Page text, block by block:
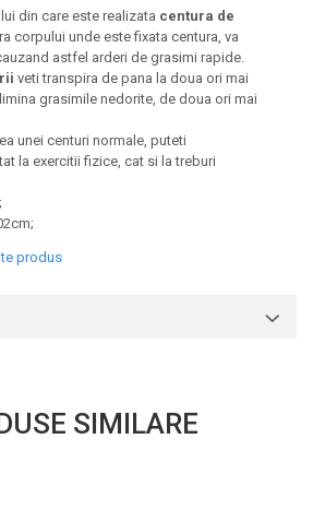
din care este realizata centura de
corpului unde este fixata centura, va
astfel arderi de grasimi rapide.
veti transpira de pana la doua ori mai
grasimile nedorite, de doua ori mai
unei centuri normale, puteti
la exercitii fizice, cat si la treburi
produs
SIMILARE